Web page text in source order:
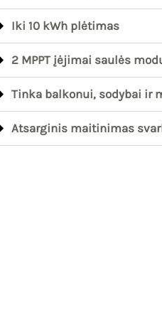
Iki 10 kWh plėtimas
2 MPPT įėjimai saulės
Tinka balkonui, sodybai ir
Atsarginis maitinimas